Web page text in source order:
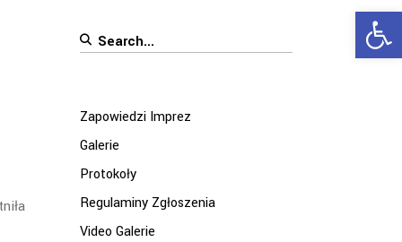
Search
Zapowiedzi Imprez
Galerie
Protokoły
Regulaminy Zgłoszenia
Video Galerie